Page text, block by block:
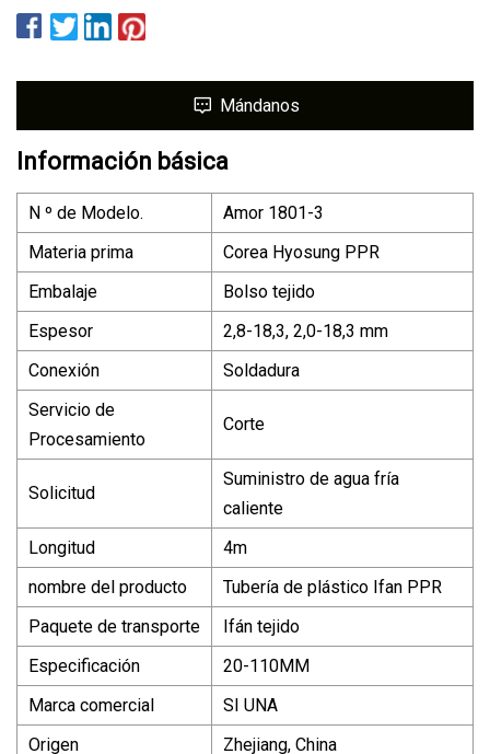
Mándanos
Información básica
N º de Modelo.
Amor 1801-3
Materia prima
Corea Hyosung PPR
Embalaje
Bolso tejido
Espesor
2,8-18,3, 2,0-18,3 mm
Conexión
Soldadura
Servicio de
Procesamiento
Corte
Solicitud
Suministro de agua fría
caliente
Longitud
4m
nombre del producto
Tubería de plástico Ifan PPR
Paquete de transporte
Ifán tejido
Especificación
20-110MM
Marca comercial
SI UNA
Origen
Zhejiang, China